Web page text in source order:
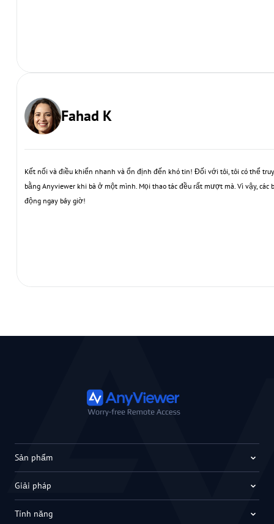
Fahad K
Kết nối và điều khiển nhanh và ổn định đến khó tin! Đối với tôi, tôi có thể
bằng Anyviewer khi bà ở một mình. Mọi thao tác đều rất mượt mà. Vì vậy, các
động ngay bây giờ!
Sản phẩm
Giải pháp
Tính năng